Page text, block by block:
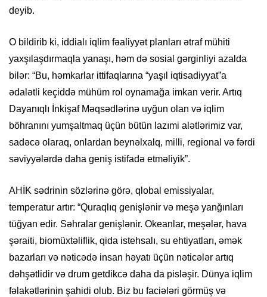
deyib.
O bildirib ki, iddialı iqlim fəaliyyət planları ətraf mühiti
yaxşılaşdırmaqla yanaşı, həm də sosial gərginliyi azalda
bilər: “Bu, həmkarlar ittifaqlarına “yaşıl iqtisadiyyat”a
ədalətli keçiddə mühüm rol oynamağa imkan verir. Artıq
Dayanıqlı İnkişaf Məqsədlərinə uyğun olan və iqlim
böhranını yumşaltmaq üçün bütün lazımi alətlərimiz var,
sadəcə olaraq, onlardan beynəlxalq, milli, regional və fərdi
səviyyələrdə daha geniş istifadə etməliyik”.
AHİK sədrinin sözlərinə görə, qlobal emissiyalar,
temperatur artır: “Quraqlıq genişlənir və meşə yanğınları
tüğyan edir. Səhralar genişlənir. Okeanlar, meşələr, hava
şəraiti, biomüxtəliflik, qida istehsalı, su ehtiyatları, əmək
bazarları və nəticədə insan həyatı üçün nəticələr artıq
dəhşətlidir və drum getdikcə daha da pisləşir. Dünya iqlim
fəlakətlərinin şahidi olub. Biz bu faciələri görmüş və